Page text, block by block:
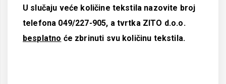
U slučaju veće količine tekstila nazovite broj
telefona 049/227-905, a tvrtka ZITO d.o.o.
besplatno će zbrinuti svu količinu tekstila.